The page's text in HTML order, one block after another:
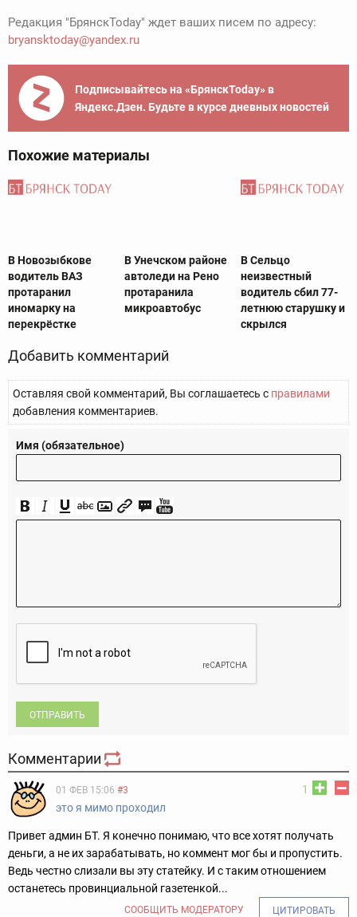
Редакция "БрянскToday" ждет ваших писем по адресу:
bryansktoday@yandex.ru
Подписывайтесь на «БрянскToday» в
Яндекс.Дзен. Будьте в курсе дневных новостей
Похожие материалы
В Новозыбкове
водитель ВАЗ
протаранил
иномарку на
перекрёстке
В Унечском районе
автоледи на Рено
протаранила
микроавтобус
В Сельцо
неизвестный
водитель сбил 77-
летнюю старушку и
скрылся
Добавить комментарий
Оставляя свой комментарий, Вы соглашаетесь с правилами
добавления комментариев.
Имя (обязательное)
ОТПРАВИТЬ
Комментарии
1
01 ФЕВ 15:06 #3
это я мимо проходил
Привет админ БТ. Я конечно понимаю, что все хотят получать
деньги, а не их зарабатывать, но коммент мог бы и пропустить.
Ведь честно слизали вы эту статейку. И с таким отношением
останетесь провинциальной газетенкой...
СООБЩИТЬ МОДЕРАТОРУ ЦИТИРОВАТЬ